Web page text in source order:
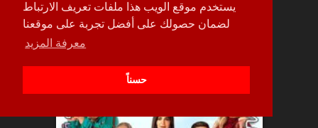
يستخدم موقع الويب هذا ملفات تعريف الارتباط
لضمان حصولك على أفضل تجربة على موقعنا
معرفة المزيد
حسناً